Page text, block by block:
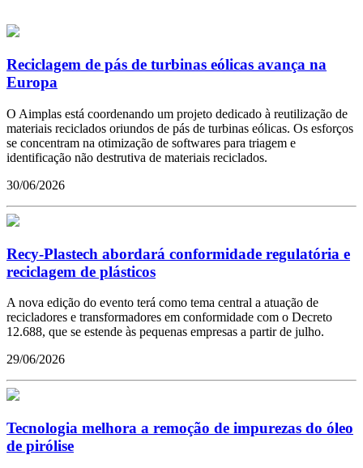
Reciclagem de pás de turbinas eólicas avança na
Europa
O Aimplas está coordenando um projeto dedicado à reutilização de
materiais reciclados oriundos de pás de turbinas eólicas. Os esforços
se concentram na otimização de softwares para triagem e
identificação não destrutiva de materiais reciclados.
30/06/2026
Recy-Plastech abordará conformidade regulatória e
reciclagem de plásticos
A nova edição do evento terá como tema central a atuação de
recicladores e transformadores em conformidade com o Decreto
12.688, que se estende às pequenas empresas a partir de julho.
29/06/2026
Tecnologia melhora a remoção de impurezas do óleo
de pirólise